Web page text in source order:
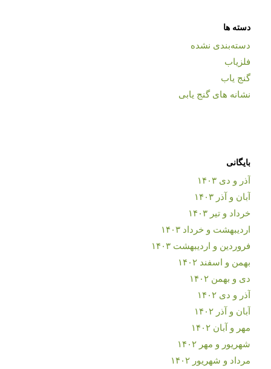
دسته ها
دسته‌بندی نشده
فلزیاب
گنج یاب
نشانه های گنج یابی
بایگانی
آذر و دی ۱۴۰۳
آبان و آذر ۱۴۰۳
خرداد و تیر ۱۴۰۳
اردیبهشت و خرداد ۱۴۰۳
فروردین و اردیبهشت ۱۴۰۳
بهمن و اسفند ۱۴۰۲
دی و بهمن ۱۴۰۲
آذر و دی ۱۴۰۲
آبان و آذر ۱۴۰۲
مهر و آبان ۱۴۰۲
شهریور و مهر ۱۴۰۲
مرداد و شهریور ۱۴۰۲